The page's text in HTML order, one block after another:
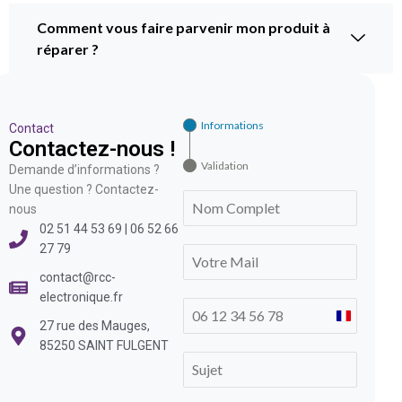
Comment vous faire parvenir mon produit à
réparer ?
Contact
Contactez-nous !
Demande d’informations ?
Une question ? Contactez-
nous
02 51 44 53 69 | 06 52 66
27 79
contact@rcc-
electronique.fr
27 rue des Mauges,
85250 SAINT FULGENT
Informations
Validation
France